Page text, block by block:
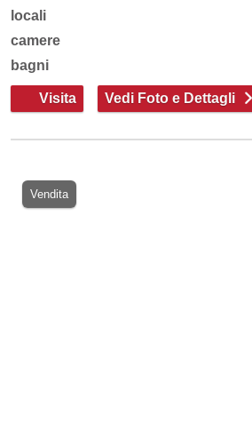
locali
camere
bagni
Visita Vedi Foto e Dettagli
Vendita